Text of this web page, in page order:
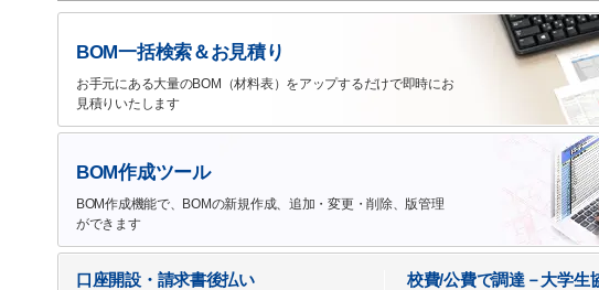
BOM一括検索＆お見積り
お手元にある大量のBOM（材料表）をアップするだけで即時にお
見積りいたします
BOM作成ツール
BOM作成機能で、BOMの新規作成、追加・変更・削除、版管理
ができます
口座開設・請求書後払い 校費/公費で調達－大学生